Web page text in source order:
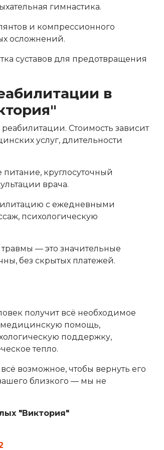
гимнастика.
и компрессионного
осложнений.
суставов для предотвращения
в
Стоимость зависит
услуг, длительности
круглосуточный
врача.
с ежедневными
психологическую
— это значительные
без скрытых платежей.
получит всё необходимое
медицинскую помощь,
поддержку,
тепло.
возможное, чтобы вернуть его
близкого — мы не
"Виктория"